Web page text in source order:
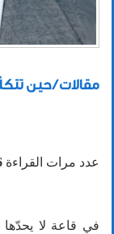
مقالات / حين
عدد مرات القراءة
في قاعة لا يحدّها